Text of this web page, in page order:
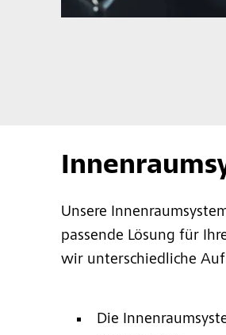
Unsere
passende Lösung für
wir unterschiedliche
Die